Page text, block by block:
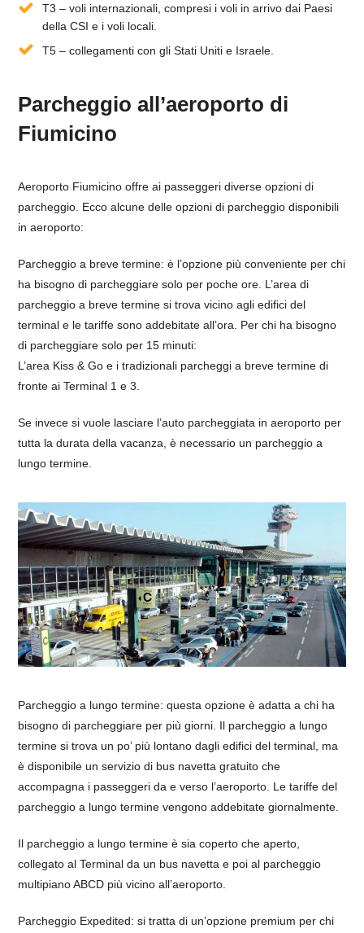
T3 – voli internazionali, compresi i voli in arrivo dai Paesi
della CSI e i voli locali.
T5 – collegamenti con gli Stati Uniti e Israele.
Parcheggio all’aeroporto di
Fiumicino
Aeroporto Fiumicino offre ai passeggeri diverse opzioni di
parcheggio. Ecco alcune delle opzioni di parcheggio disponibili
in aeroporto:
Parcheggio a breve termine: è l’opzione più conveniente per chi
ha bisogno di parcheggiare solo per poche ore. L’area di
parcheggio a breve termine si trova vicino agli edifici del
terminal e le tariffe sono addebitate all’ora. Per chi ha bisogno
di parcheggiare solo per 15 minuti:
L’area Kiss & Go e i tradizionali parcheggi a breve termine di
fronte ai Terminal 1 e 3.
Se invece si vuole lasciare l’auto parcheggiata in aeroporto per
tutta la durata della vacanza, è necessario un parcheggio a
lungo termine.
Parcheggio a lungo termine: questa opzione è adatta a chi ha
bisogno di parcheggiare per più giorni. Il parcheggio a lungo
termine si trova un po’ più lontano dagli edifici del terminal, ma
è disponibile un servizio di bus navetta gratuito che
accompagna i passeggeri da e verso l’aeroporto. Le tariffe del
parcheggio a lungo termine vengono addebitate giornalmente.
Il parcheggio a lungo termine è sia coperto che aperto,
collegato al Terminal da un bus navetta e poi al parcheggio
multipiano ABCD più vicino all’aeroporto.
Parcheggio Expedited: si tratta di un’opzione premium per chi